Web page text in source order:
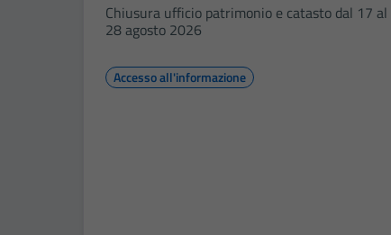
Chiusura ufficio patrimonio e catasto dal 17 al
28 agosto 2026
Accesso all'informazione